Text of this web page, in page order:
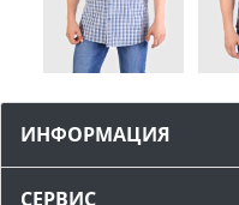
ИНФОРМАЦИЯ
СЕРВИС